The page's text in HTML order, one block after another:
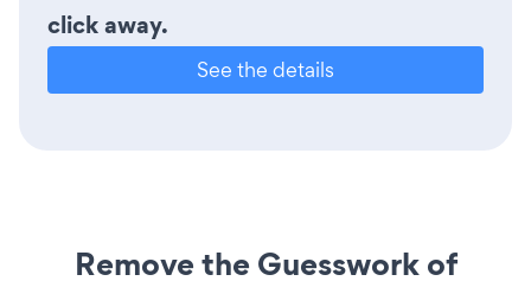
click away.
See the details
Remove the Guesswork of